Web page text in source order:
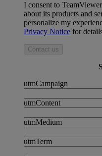
I consent to
about its products and
personalize my
Privacy Notice for
Contact us
utmCampaign
utmContent
utmMedium
utmTerm